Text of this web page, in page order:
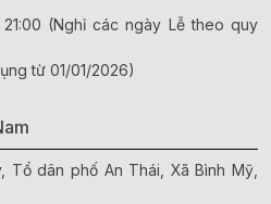
(Nghỉ các ngày Lễ theo quy
từ 01/01/2026)
Tổ dân phố An Thái, Xã Bình Mỹ,